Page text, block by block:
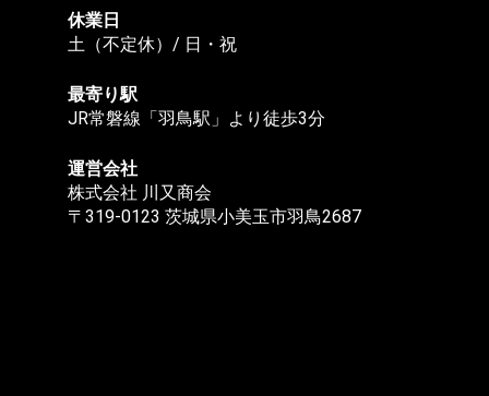
休業日
土（不定休）/ 日・祝
最寄り駅
JR常磐線「羽鳥駅」より徒歩3分
運営会社
株式会社 川又商会
〒319-0123 茨城県小美玉市羽鳥2687